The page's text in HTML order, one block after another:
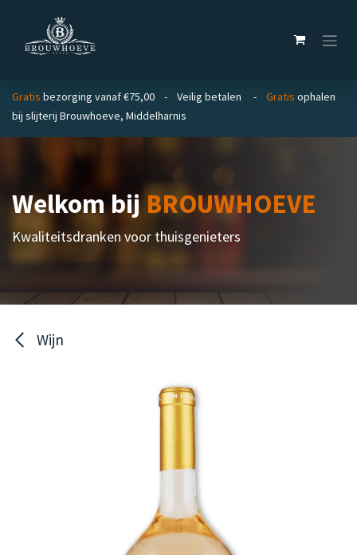
Gratis bezorging vanaf €75,00 - Veilig betalen - Gratis ophalen
bij slijterij Brouwhoeve, Middelharnis
Welkom bijBROUWHOEVE
Kwaliteitsdranken voor thuisgenieters
Wijn